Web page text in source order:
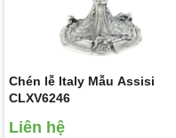
Chén lễ Italy Mẫu Assisi
CLXV6246
Liên hệ